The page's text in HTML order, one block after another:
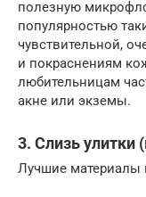
полезную
популярностью
чувствительной,
и покраснениям
любительницам
акне или экземы.
3. Слизь улитки
Лучшие материалы